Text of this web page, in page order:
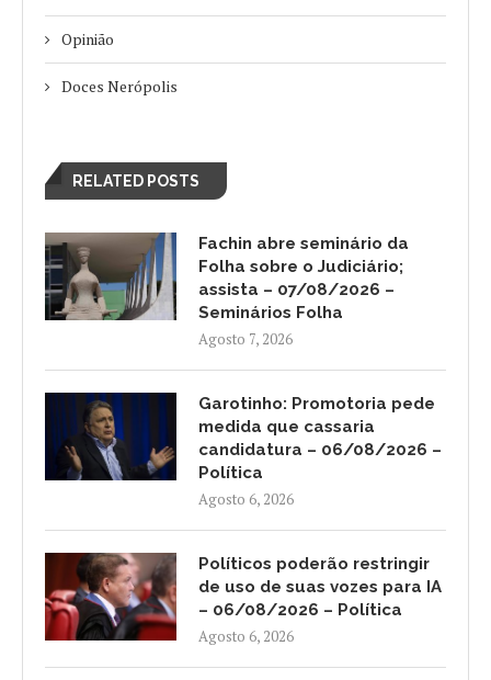
Opinião
Doces Nerópolis
RELATED POSTS
Fachin abre seminário da
Folha sobre o Judiciário;
assista – 07/08/2026 –
Seminários Folha
Agosto 7, 2026
Garotinho: Promotoria pede
medida que cassaria
candidatura – 06/08/2026 –
Política
Agosto 6, 2026
Políticos poderão restringir
de uso de suas vozes para IA
– 06/08/2026 – Política
Agosto 6, 2026